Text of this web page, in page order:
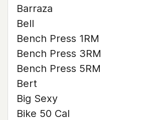
Barraza
Bell
Bench Press 1RM
Bench Press 3RM
Bench Press 5RM
Bert
Big Sexy
Bike 50 Cal